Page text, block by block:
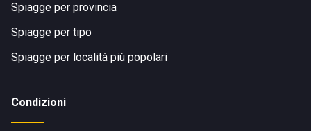
Spiagge per provincia
Spiagge per tipo
Spiagge per località più popolari
Condizioni